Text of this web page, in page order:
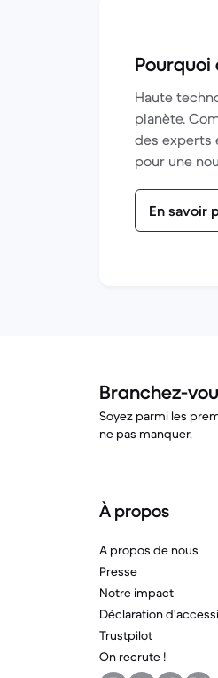
Haute
planète.
des experts
pour une
En savoir
Branchez-
Soyez parmi les
ne pas manquer.
À propos
A propos de nous
Presse
Notre impact
Déclaration
Trustpilot
On recrute !